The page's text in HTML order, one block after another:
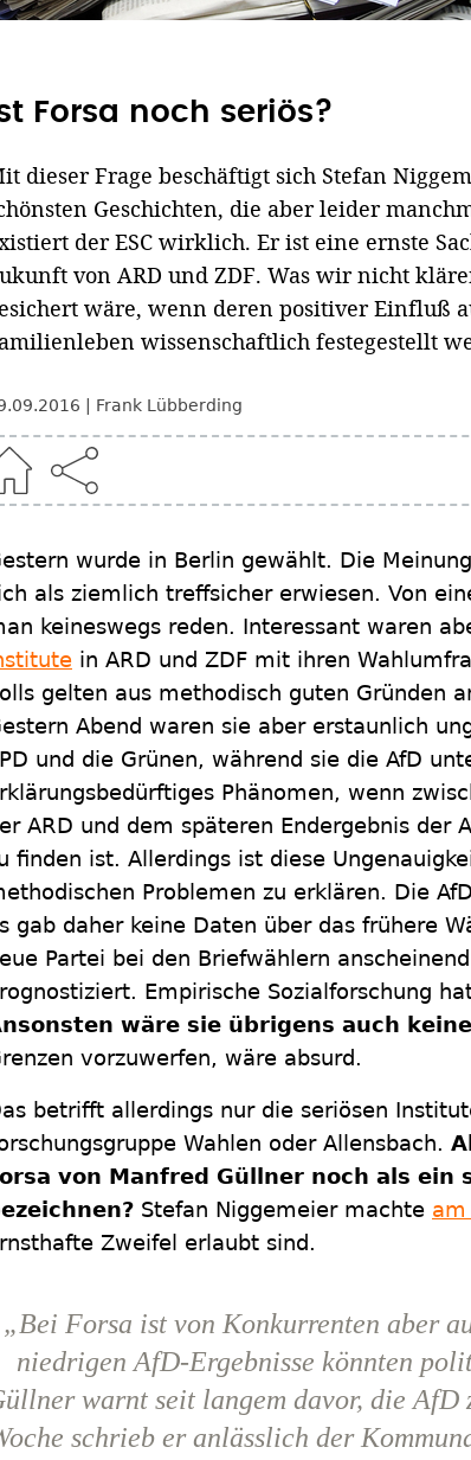
Forsa noch seriös?
dieser Frage beschäftigt sich Stefan
Geschichten, die aber leider
der ESC wirklich. Er ist eine ernste
von ARD und ZDF. Was wir nicht
wäre, wenn deren positiver Einfluß
wissenschaftlich festegestellt
Frank Lübberding
wurde in Berlin gewählt. Die
als ziemlich treffsicher erwiesen. Von
keineswegs reden. Interessant waren
in ARD und ZDF mit ihren
gelten aus methodisch guten Gründen
Abend waren sie aber erstaunlich
und die Grünen, während sie die AfD
Phänomen, wenn
ARD und dem späteren Endergebnis der
finden ist. Allerdings ist diese
Problemen zu erklären. Die
gab daher keine Daten über das frühere
Partei bei den Briefwählern
Empirische Sozialforschung
wäre sie übrigens auch
vorzuwerfen, wäre absurd.
betrifft allerdings nur die seriösen
Wahlen oder Allensbach.
von Manfred Güllner noch als
Stefan Niggemeier machte am
Zweifel erlaubt sind.
„Bei Forsa ist von Konkurrenten aber
niedrigen AfD-Ergebnisse könnten
warnt seit langem davor, die AfD
schrieb er anlässlich der